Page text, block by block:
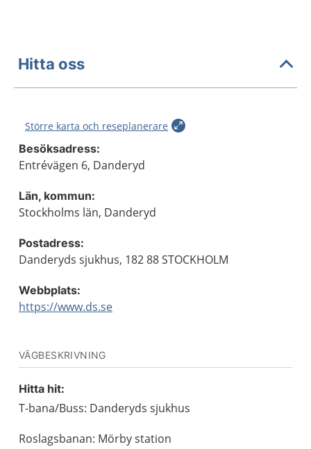
Hitta oss
Större karta och reseplanerare
Besöksadress:
Entrévägen 6, Danderyd
Län, kommun:
Stockholms län, Danderyd
Postadress:
Danderyds sjukhus, 182 88 STOCKHOLM
Webbplats:
https://www.ds.se
VÄGBESKRIVNING
Hitta hit:
T-bana/Buss: Danderyds sjukhus
Roslagsbanan: Mörby station